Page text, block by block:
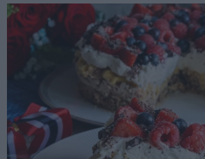
Hopp
hovedinnhold